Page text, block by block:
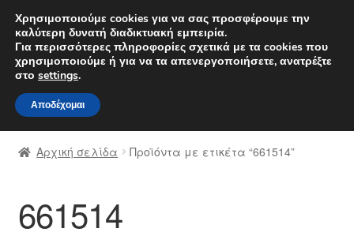
ΑΠΟΣΤΟΛΗ από 7 EUR
Δευτέρα-Παρ. 9 π.μ. - 4 μ.μ.
Απευθείας
μετάβαση
στην
πλοήγηση
Μετάβαση
σε
περιεχόμενο
Αρχική
Διαδικασία Παραπόνων
Επικοινωνία
Αρχική σελίδα Προϊόντα με ετικέτα “661514”
661514
Χρησιμοποιούμε cookies για να σας προσφέρουμε την
καλύτερη δυνατή διαδικτυακή εμπειρία.
Για περισσότερες πληροφορίες σχετικά με τα cookies που
χρησιμοποιούμε ή για να τα απενεργοποιήσετε, ανατρέξτε
στο settings.
Αποδέχομαι